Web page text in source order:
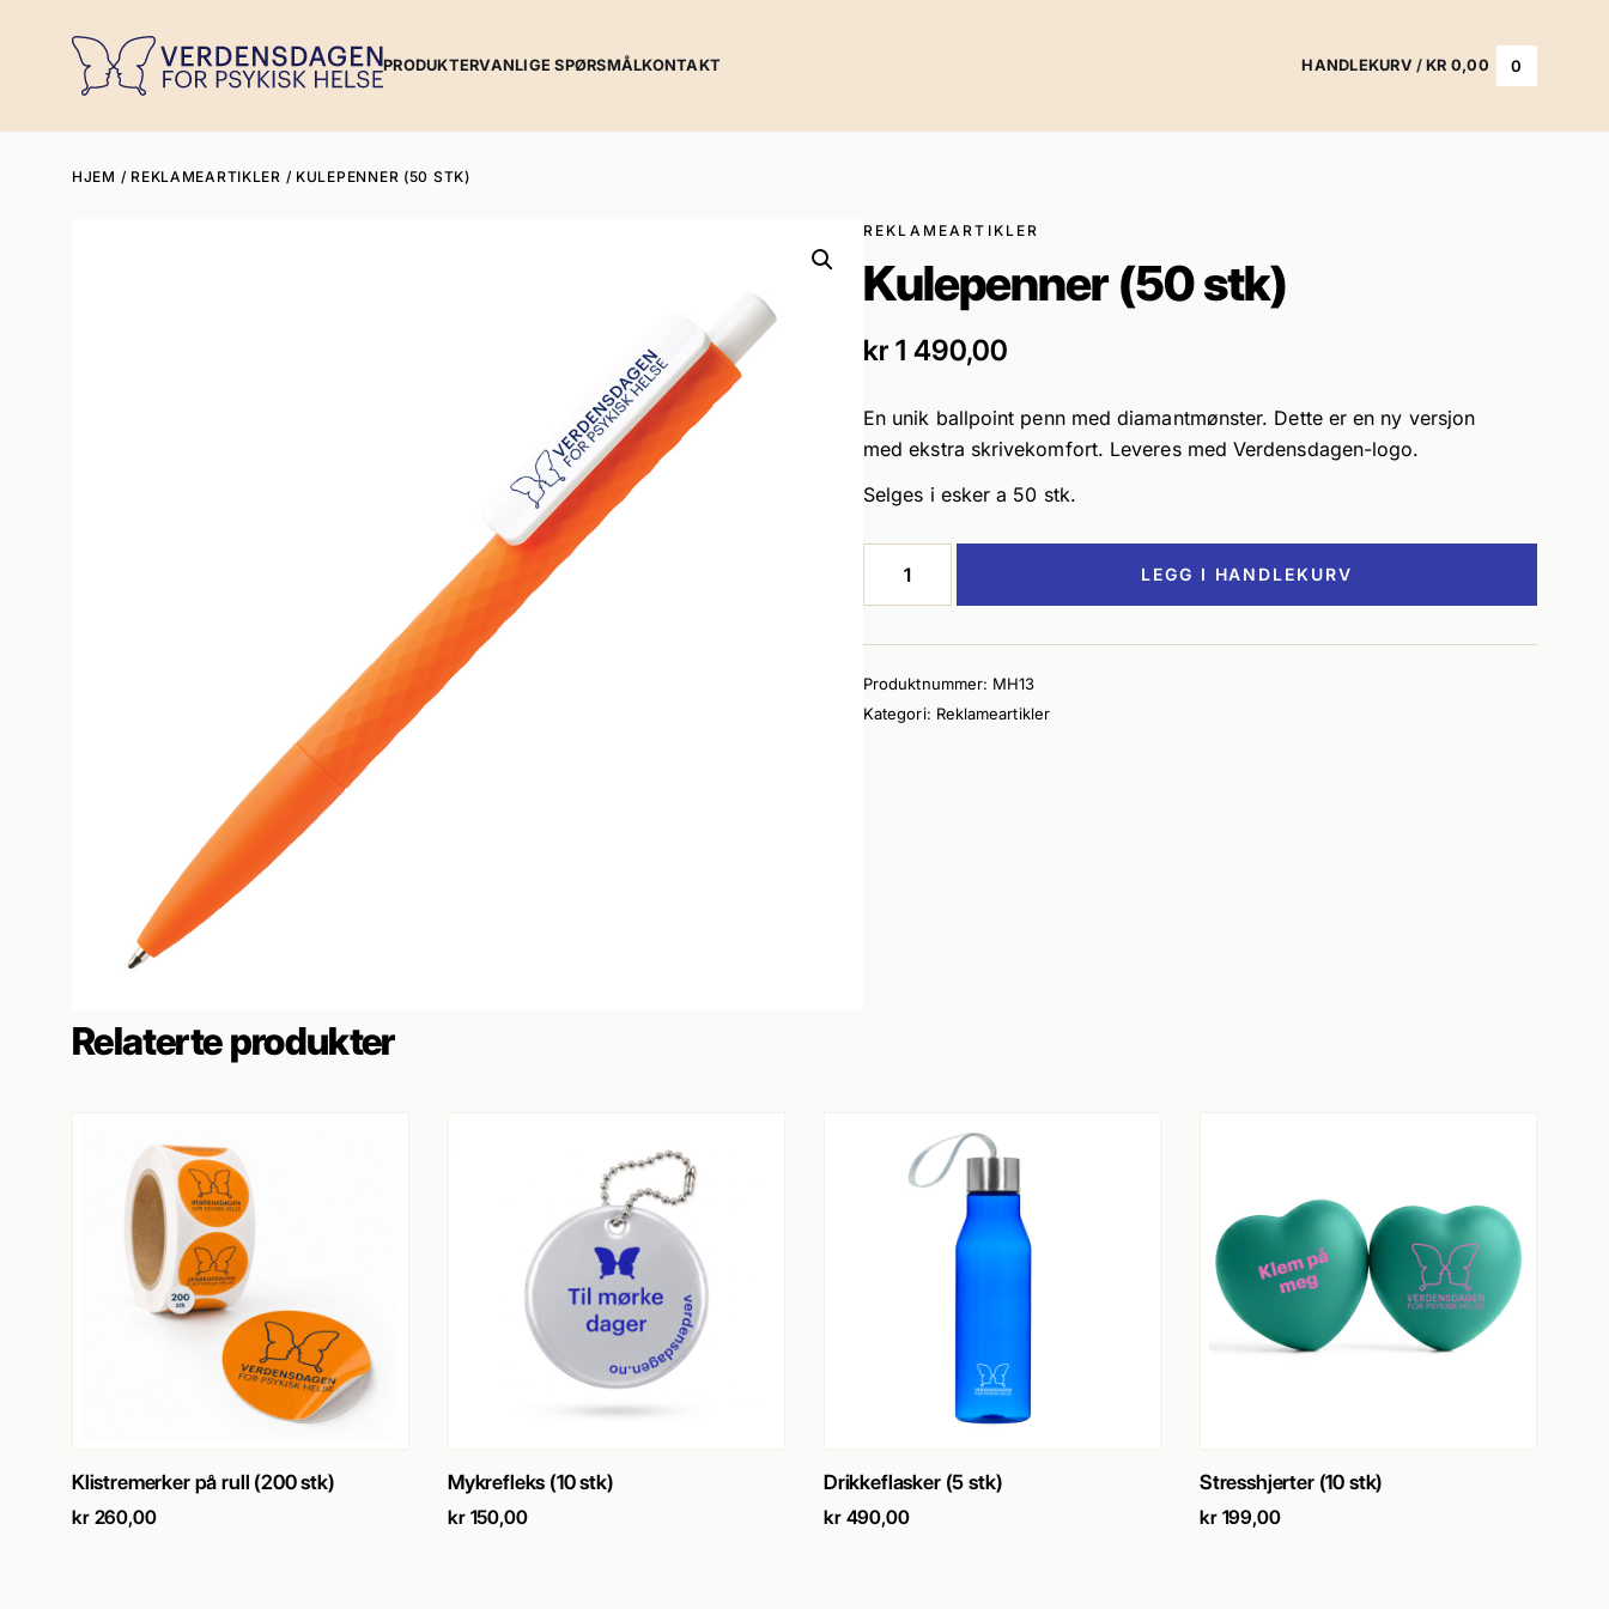
PRODUKTERVANLIGE SPØRSMÅLKONTAKT HANDLEKURV / KR 0,00 0
HJEM / REKLAMEARTIKLER / KULEPENNER (50 STK)
REKLAMEARTIKLER
Kulepenner (50 stk)
kr 1 490,00
En unik ballpoint penn med diamantmønster. Dette er en ny versjon
med ekstra skrivekomfort. Leveres med Verdensdagen-logo.
Selges i esker a 50 stk.
antall
LEGG I HANDLEKURV
Produktnummer: MH13
Kategori: Reklameartikler
Relaterte produkter
SE PRODUKT→
Klistremerker på rull (200 stk)
kr260,00
SE PRODUKT
Mykrefleks (10 stk)
kr150,00
SE PRODUKT
Drikkeflasker (5 stk)
kr490,00
SE PRODUKT
Stresshjerter (10 stk)
kr199,00